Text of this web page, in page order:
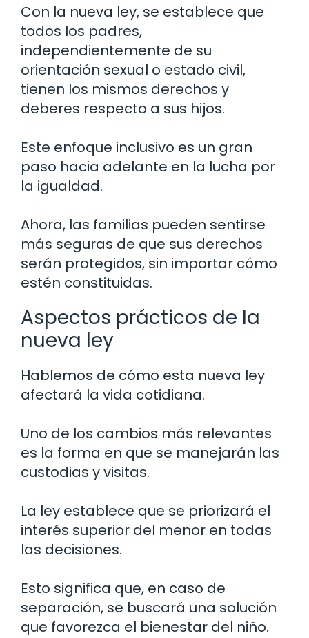
Con la nueva ley, se establece que
todos los padres,
independientemente de su
orientación sexual o estado civil,
tienen los mismos derechos y
deberes respecto a sus hijos.
Este enfoque inclusivo es un gran
paso hacia adelante en la lucha por
la igualdad.
Ahora, las familias pueden sentirse
más seguras de que sus derechos
serán protegidos, sin importar cómo
estén constituidas.
Aspectos prácticos de la
nueva ley
Hablemos de cómo esta nueva ley
afectará la vida cotidiana.
Uno de los cambios más relevantes
es la forma en que se manejarán las
custodias y visitas.
La ley establece que se priorizará el
interés superior del menor en todas
las decisiones.
Esto significa que, en caso de
separación, se buscará una solución
que favorezca el bienestar del niño.